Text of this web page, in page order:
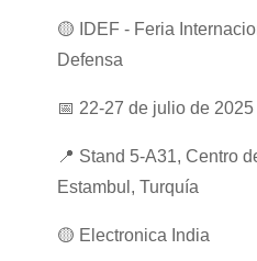
🟡 IDEF - Feria
Defensa
📅 22-27 de julio de 2025
📍 Stand 5-A31, Centro
Estambul, Turquía
🟡 Electronica India